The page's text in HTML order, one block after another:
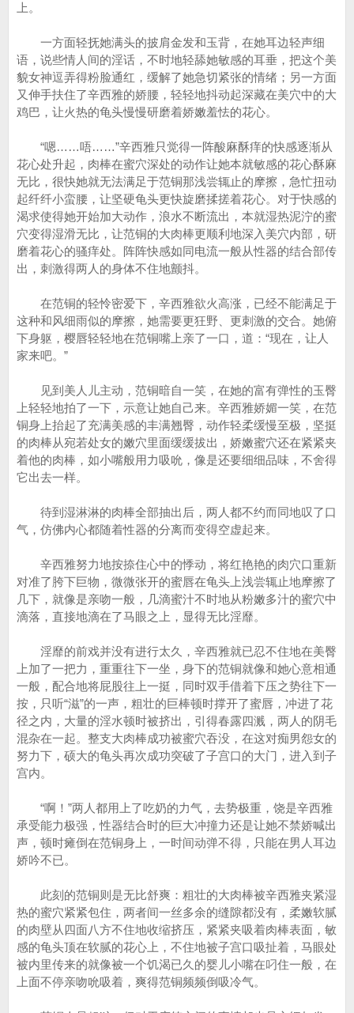
上。
一方面轻抚她满头的披肩金发和玉背，在她耳边轻声细
语，说些情人间的淫话，不时地轻舔她敏感的耳垂，把这个美
貌女神逗弄得粉脸通红，缓解了她急切紧张的情绪；另一方面
又伸手扶住了辛西雅的娇腰，轻轻地抖动起深藏在美穴中的大
鸡巴，让火热的龟头慢慢研磨着娇嫩羞怯的花心。
“嗯……唔……”辛西雅只觉得一阵酸麻酥痒的快感逐渐从
花心处升起，肉棒在蜜穴深处的动作让她本就敏感的花心酥麻
无比，很快她就无法满足于范铜那浅尝辄止的摩擦，急忙扭动
起纤纤小蛮腰，让坚硬龟头更快旋磨揉搓着花心。对于快感的
渴求使得她开始加大动作，浪水不断流出，本就湿热泥泞的蜜
穴变得湿滑无比，让范铜的大肉棒更顺利地深入美穴内部，研
磨着花心的骚痒处。阵阵快感如同电流一般从性器的结合部传
出，刺激得两人的身体不住地颤抖。
在范铜的轻怜密爱下，辛西雅欲火高涨，已经不能满足于
这种和风细雨似的摩擦，她需要更狂野、更刺激的交合。她俯
下身躯，樱唇轻轻地在范铜嘴上亲了一口，道：“现在，让人
家来吧。”
见到美人儿主动，范铜暗自一笑，在她的富有弹性的玉臀
上轻轻地拍了一下，示意让她自己来。辛西雅娇媚一笑，在范
铜身上抬起了充满美感的丰满翘臀，动作轻柔缓慢至极，坚挺
的肉棒从宛若处女的嫩穴里面缓缓拔出，娇嫩蜜穴还在紧紧夹
着他的肉棒，如小嘴般用力吸吮，像是还要细细品味，不舍得
它出去一样。
待到湿淋淋的肉棒全部抽出后，两人都不约而同地叹了口
气，仿佛内心都随着性器的分离而变得空虚起来。
辛西雅努力地按捺住心中的悸动，将红艳艳的肉穴口重新
对准了胯下巨物，微微张开的蜜唇在龟头上浅尝辄止地摩擦了
几下，就像是亲吻一般，几滴蜜汁不时地从粉嫩多汁的蜜穴中
滴落，直接地滴在了马眼之上，显得无比淫靡。
淫靡的前戏并没有进行太久，辛西雅就已忍不住地在美臀
上加了一把力，重重往下一坐，身下的范铜就像和她心意相通
一般，配合地将屁股往上一挺，同时双手借着下压之势往下一
按，只听“滋”的一声，粗壮的巨棒顿时撑开了蜜唇，冲进了花
径之内，大量的淫水顿时被挤出，引得春露四溅，两人的阴毛
混杂在一起。整支大肉棒成功被蜜穴吞没，在这对痴男怨女的
努力下，硕大的龟头再次成功突破了子宫口的大门，进入到子
宫内。
“啊！”两人都用上了吃奶的力气，去势极重，饶是辛西雅
承受能力极强，性器结合时的巨大冲撞力还是让她不禁娇喊出
声，顿时瘫倒在范铜身上，一时间动弹不得，只能在男人耳边
娇吟不已。
此刻的范铜则是无比舒爽：粗壮的大肉棒被辛西雅夹紧湿
热的蜜穴紧紧包住，两者间一丝多余的缝隙都没有，柔嫩软腻
的肉壁从四面八方不住地收缩挤压，紧紧夹吸着肉棒表面，敏
感的龟头顶在软腻的花心上，不住地被子宫口吸扯着，马眼处
被内里传来的就像被一个饥渴已久的婴儿小嘴在叼住一般，在
上面不停亲吻吮吸着，爽得范铜频频倒吸冷气。